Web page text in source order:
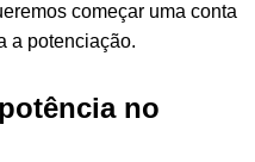
começar uma conta
a potenciação.
no